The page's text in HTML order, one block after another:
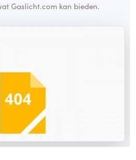
Gaslicht.com kan bieden.